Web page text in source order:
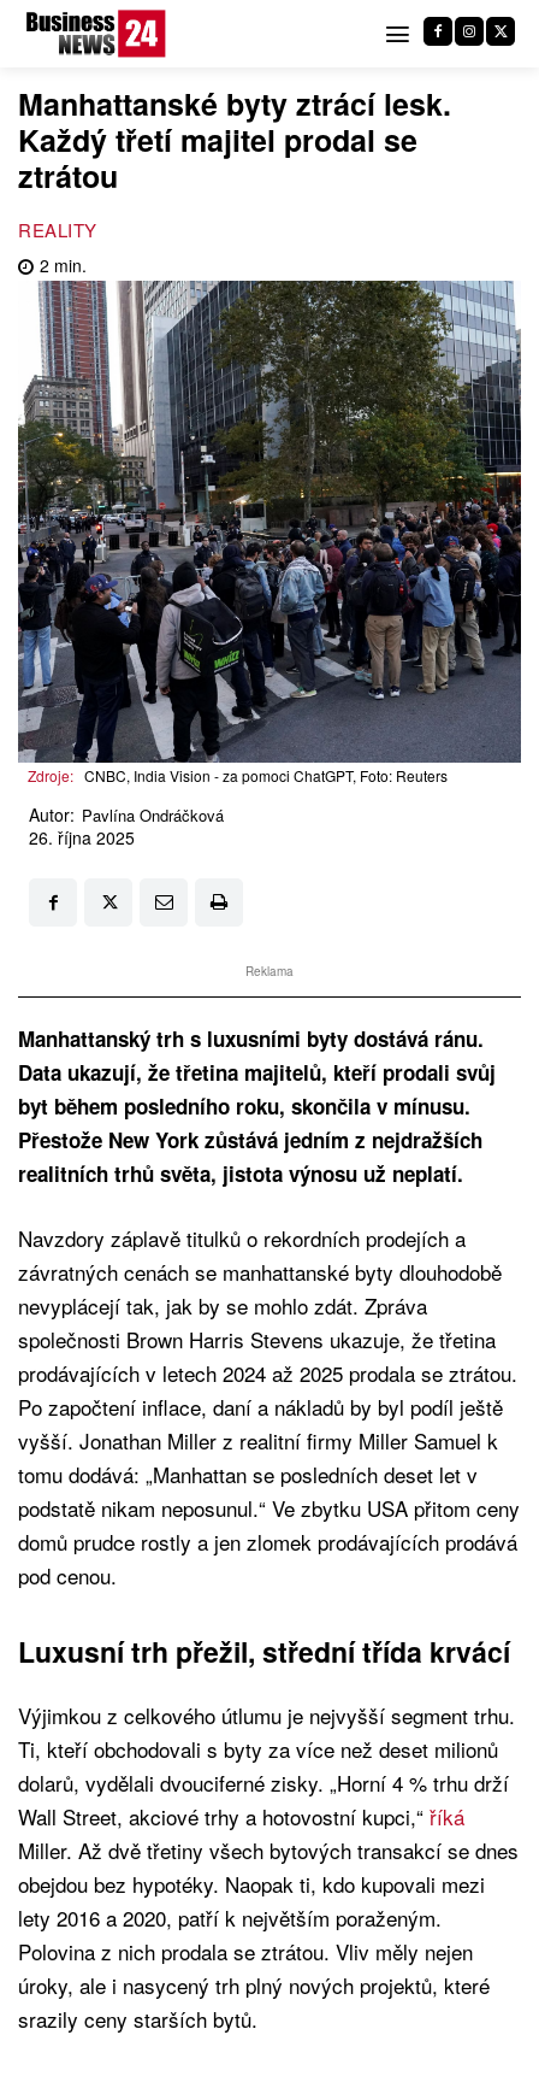
Manhattanské byty ztrácí lesk.
Každý třetí majitel prodal se
ztrátou
REALITY
2 min.
Zdroje: CNBC, India Vision - za pomoci ChatGPT, Foto: Reuters
Autor: Pavlína Ondráčková
26. října 2025
Reklama
Manhattanský trh s luxusními byty dostává ránu.
Data ukazují, že třetina majitelů, kteří prodali svůj
byt během posledního roku, skončila v mínusu.
Přestože New York zůstává jedním z nejdražších
realitních trhů světa, jistota výnosu už neplatí.
Navzdory záplavě titulků o rekordních prodejích a
závratných cenách se manhattanské byty dlouhodobě
nevyplácejí tak, jak by se mohlo zdát. Zpráva
společnosti Brown Harris Stevens ukazuje, že třetina
prodávajících v letech 2024 až 2025 prodala se ztrátou.
Po započtení inflace, daní a nákladů by byl podíl ještě
vyšší. Jonathan Miller z realitní firmy Miller Samuel k
tomu dodává: „Manhattan se posledních deset let v
podstatě nikam neposunul.“ Ve zbytku USA přitom ceny
domů prudce rostly a jen zlomek prodávajících prodává
pod cenou.
Luxusní trh přežil, střední třída krvácí
Výjimkou z celkového útlumu je nejvyšší segment trhu.
Ti, kteří obchodovali s byty za více než deset milionů
dolarů, vydělali dvouciferné zisky. „Horní 4 % trhu drží
Wall Street, akciové trhy a hotovostní kupci,“ říká
Miller. Až dvě třetiny všech bytových transakcí se dnes
obejdou bez hypotéky. Naopak ti, kdo kupovali mezi
lety 2016 a 2020, patří k největším poraženým.
Polovina z nich prodala se ztrátou. Vliv měly nejen
úroky, ale i nasycený trh plný nových projektů, které
srazily ceny starších bytů.